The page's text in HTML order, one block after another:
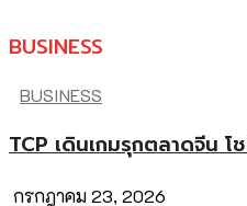
BUSINESS
BUSINESS
TCP เดินเกมรุกตลาดจีน
กรกฎาคม 23, 2026